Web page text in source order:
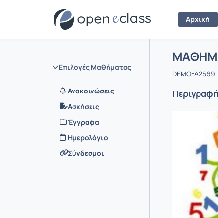
Αρχική
Επιλογές Μαθήματος
Ανακοινώσεις
Ασκήσεις
Έγγραφα
Ημερολόγιο
Σύνδεσμοι
Αρχική
DEMO-